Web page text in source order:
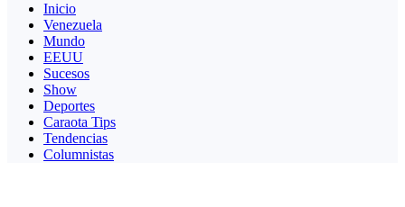
Inicio
Venezuela
Mundo
EEUU
Sucesos
Show
Deportes
Caraota Tips
Tendencias
Columnistas